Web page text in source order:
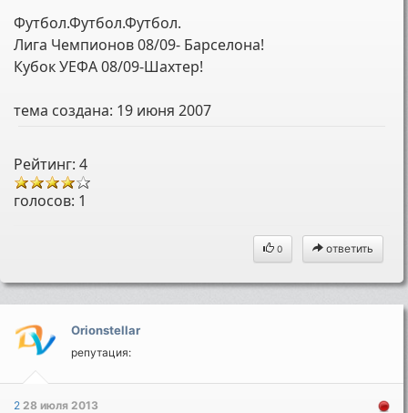
Футбол.Футбол.Футбол.
Лига Чемпионов 08/09- Барселона!
Кубок УЕФА 08/09-Шахтер!
тема создана: 19 июня 2007
Рейтинг: 4
голосов: 1
0 ответить
Orionstellar
репутация:
228 июля 2013